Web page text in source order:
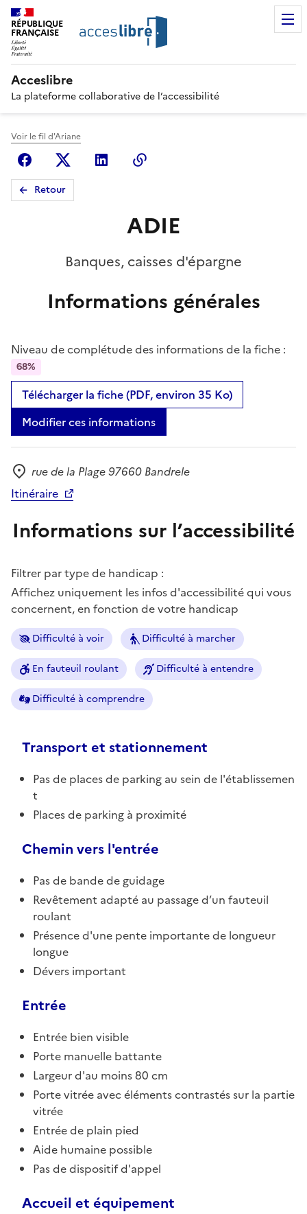
RÉPUBLIQUE
FRANÇAISE
Acceslibre
La plateforme collaborative de l’accessibilité
Voir le fil d'Ariane
FacebookX (anciennement Twitter)
Linkedin
Retour
ADIE
Banques, caisses d'épargne
Informations générales
Niveau de complétude des informations de la fiche :
68%
Télécharger la fiche (PDF, environ 35 Ko)
Modifier ces informations
Adresse
rue de la Plage 97660 Bandrele
Itinéraire
Informations sur l’accessibilité
Filtrer par type de handicap :
Affichez uniquement les infos d'accessibilité qui vous
concernent, en fonction de votre handicap
Difficulté à voir Difficulté à marcher
En fauteuil roulant Difficulté à entendre
Difficulté à comprendre
Transport et stationnement
Pas de places de parking au sein de l'établissemen
t
Places de parking à proximité
Chemin vers l'entrée
Pas de bande de guidage
Revêtement adapté au passage d’un fauteuil
roulant
Présence d'une pente importante de longueur
longue
Dévers important
Entrée
Entrée bien visible
Porte manuelle battante
Largeur d'au moins 80 cm
Porte vitrée avec éléments contrastés sur la partie
vitrée
Entrée de plain pied
Aide humaine possible
Pas de dispositif d'appel
Accueil et équipement